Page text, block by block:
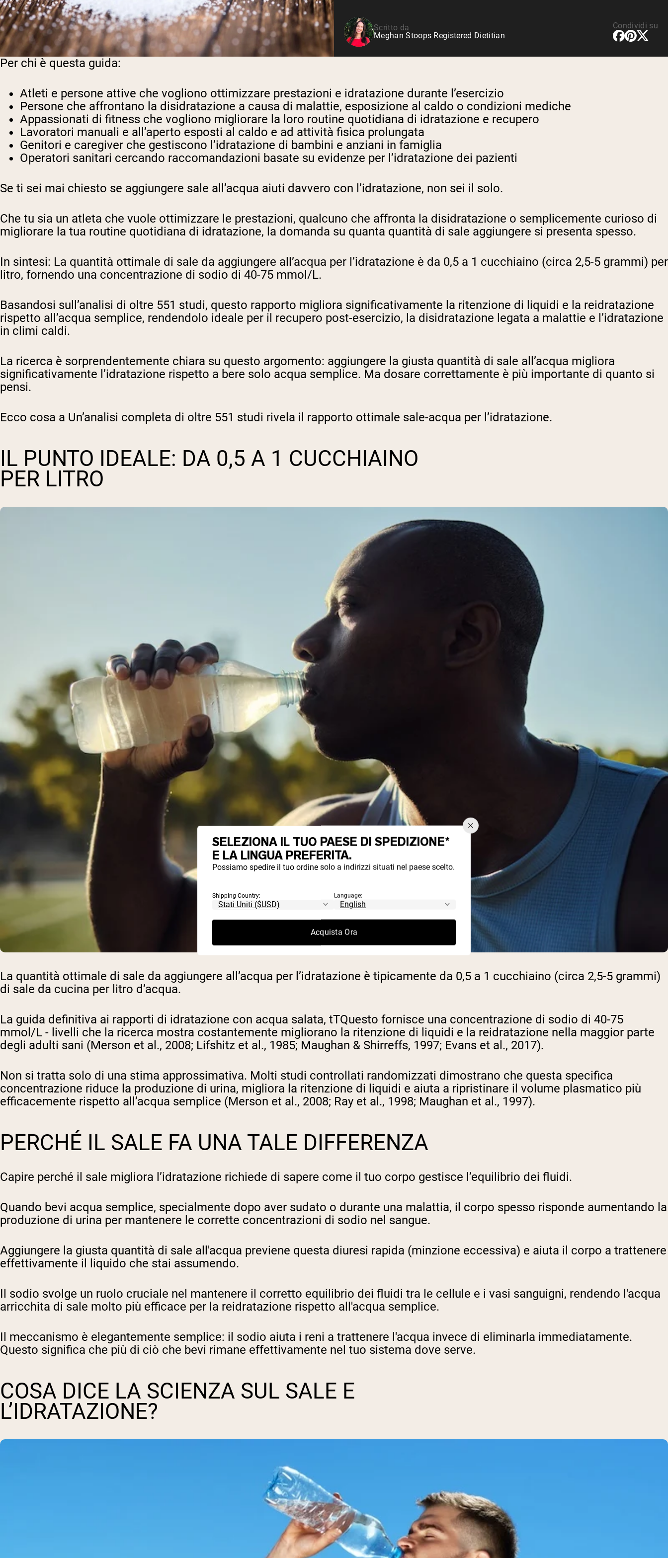
alimentati a erba
Shop All Protein Powders
Scritto da
Meghan Stoops Registered Dietitian
Condividi su
Per chi è questa guida:
Atleti e persone attive che vogliono ottimizzare prestazioni e idratazione durante l’esercizio
Persone che affrontano la disidratazione a causa di malattie, esposizione al caldo o condizioni mediche
Appassionati di fitness che vogliono migliorare la loro routine quotidiana di idratazione e recupero
Lavoratori manuali e all’aperto esposti al caldo e ad attività fisica prolungata
Genitori e caregiver che gestiscono l’idratazione di bambini e anziani in famiglia
Operatori sanitari cercando raccomandazioni basate su evidenze per l’idratazione dei pazienti
Se ti sei mai chiesto se aggiungere sale all’acqua aiuti davvero con l’idratazione, non sei il solo.
Che tu sia un atleta che vuole ottimizzare le prestazioni, qualcuno che affronta la disidratazione o semplicemente curioso di
migliorare la tua routine quotidiana di idratazione, la domanda su quanta quantità di sale aggiungere si presenta spesso.
In sintesi: La quantità ottimale di sale da aggiungere all’acqua per l’idratazione è da 0,5 a 1 cucchiaino (circa 2,5-5 grammi) per
litro, fornendo una concentrazione di sodio di 40-75 mmol/L.
Basandosi sull’analisi di oltre 551 studi, questo rapporto migliora significativamente la ritenzione di liquidi e la reidratazione
rispetto all’acqua semplice, rendendolo ideale per il recupero post-esercizio, la disidratazione legata a malattie e l’idratazione
in climi caldi.
La ricerca è sorprendentemente chiara su questo argomento: aggiungere la giusta quantità di sale all’acqua migliora
significativamente l’idratazione rispetto a bere solo acqua semplice. Ma dosare correttamente è più importante di quanto si
pensi.
Ecco cosa a Un’analisi completa di oltre 551 studi rivela il rapporto ottimale sale-acqua per l’idratazione.
IL PUNTO IDEALE: DA 0,5 A 1 CUCCHIAINO
PER LITRO
La quantità ottimale di sale da aggiungere all’acqua per l’idratazione è tipicamente da 0,5 a 1 cucchiaino (circa 2,5-5 grammi)
di sale da cucina per litro d’acqua.
La guida definitiva ai rapporti di idratazione con acqua salata, tTQuesto fornisce una concentrazione di sodio di 40-75
mmol/L - livelli che la ricerca mostra costantemente migliorano la ritenzione di liquidi e la reidratazione nella maggior parte
degli adulti sani (Merson et al., 2008; Lifshitz et al., 1985; Maughan & Shirreffs, 1997; Evans et al., 2017).
Non si tratta solo di una stima approssimativa. Molti studi controllati randomizzati dimostrano che questa specifica
concentrazione riduce la produzione di urina, migliora la ritenzione di liquidi e aiuta a ripristinare il volume plasmatico più
efficacemente rispetto all’acqua semplice (Merson et al., 2008; Ray et al., 1998; Maughan et al., 1997).
PERCHÉ IL SALE FA UNA TALE DIFFERENZA
Capire perché il sale migliora l’idratazione richiede di sapere come il tuo corpo gestisce l’equilibrio dei fluidi.
Quando bevi acqua semplice, specialmente dopo aver sudato o durante una malattia, il corpo spesso risponde aumentando la
produzione di urina per mantenere le corrette concentrazioni di sodio nel sangue.
Aggiungere la giusta quantità di sale all'acqua previene questa diuresi rapida (minzione eccessiva) e aiuta il corpo a trattenere
effettivamente il liquido che stai assumendo.
Il sodio svolge un ruolo cruciale nel mantenere il corretto equilibrio dei fluidi tra le cellule e i vasi sanguigni, rendendo l'acqua
arricchita di sale molto più efficace per la reidratazione rispetto all'acqua semplice.
Il meccanismo è elegantemente semplice: il sodio aiuta i reni a trattenere l'acqua invece di eliminarla immediatamente.
Questo significa che più di ciò che bevi rimane effettivamente nel tuo sistema dove serve.
COSA DICE LA SCIENZA SUL SALE E
L’IDRATAZIONE?
SELEZIONA IL TUO PAESE DI SPEDIZIONE*
E LA LINGUA PREFERITA.
Possiamo spedire il tuo ordine solo a indirizzi situati nel paese scelto.
Shipping Country: Language:
Acquista Ora